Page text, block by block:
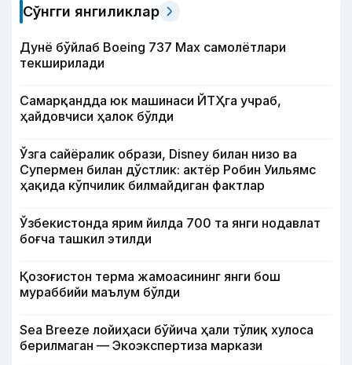
Сўнгги янгиликлар
Дунё бўйлаб Boeing 737 Мах самолётлари
текширилади
Самарқандда юк машинаси ЙТҲга учраб,
ҳайдовчиси ҳалок бўлди
Ўзга сайёралик образи, Disney билан низо ва
Супермен билан дўстлик: актёр Робин Уильямс
ҳақида кўпчилик билмайдиган фактлар
Ўзбекистонда ярим йилда 700 та янги нодавлат
боғча ташкил этилди
Қозоғистон терма жамоасининг янги бош
мураббийи маълум бўлди
Sea Breeze лойиҳаси бўйича ҳали тўлиқ хулоса
берилмаган — Экоэкспертиза маркази